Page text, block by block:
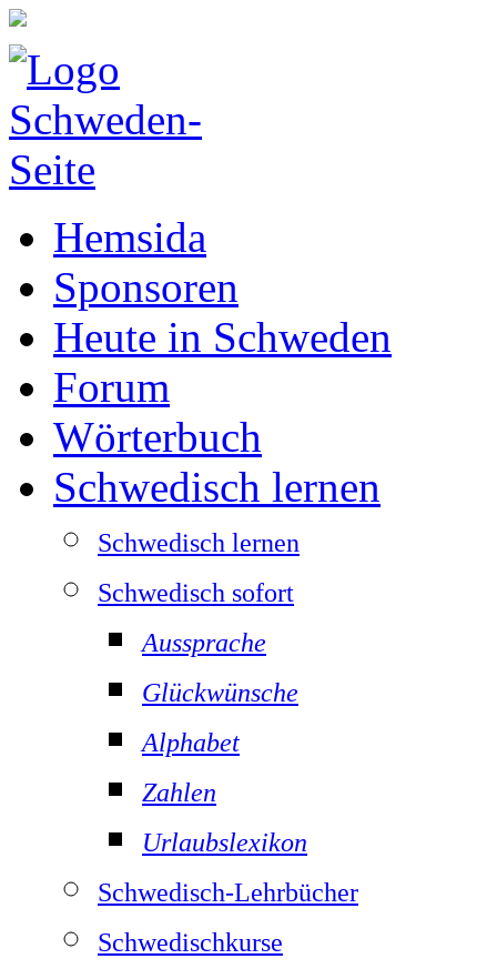
Hemsida
Sponsoren
Heute in Schweden
Forum
Wörterbuch
Schwedisch lernen
Schwedisch lernen
Schwedisch sofort
Aussprache
Glückwünsche
Alphabet
Zahlen
Urlaubslexikon
Schwedisch-Lehrbücher
Schwedischkurse